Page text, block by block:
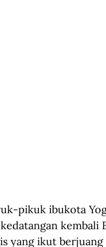
pikuk ibukota
yang ikut